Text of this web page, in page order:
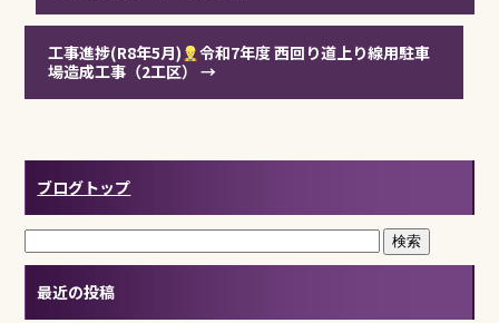
工事進捗(R8年5月)
令和7年度 西回り道上り線用駐車
場造成工事（2工区）→
ブログトップ
最近の投稿